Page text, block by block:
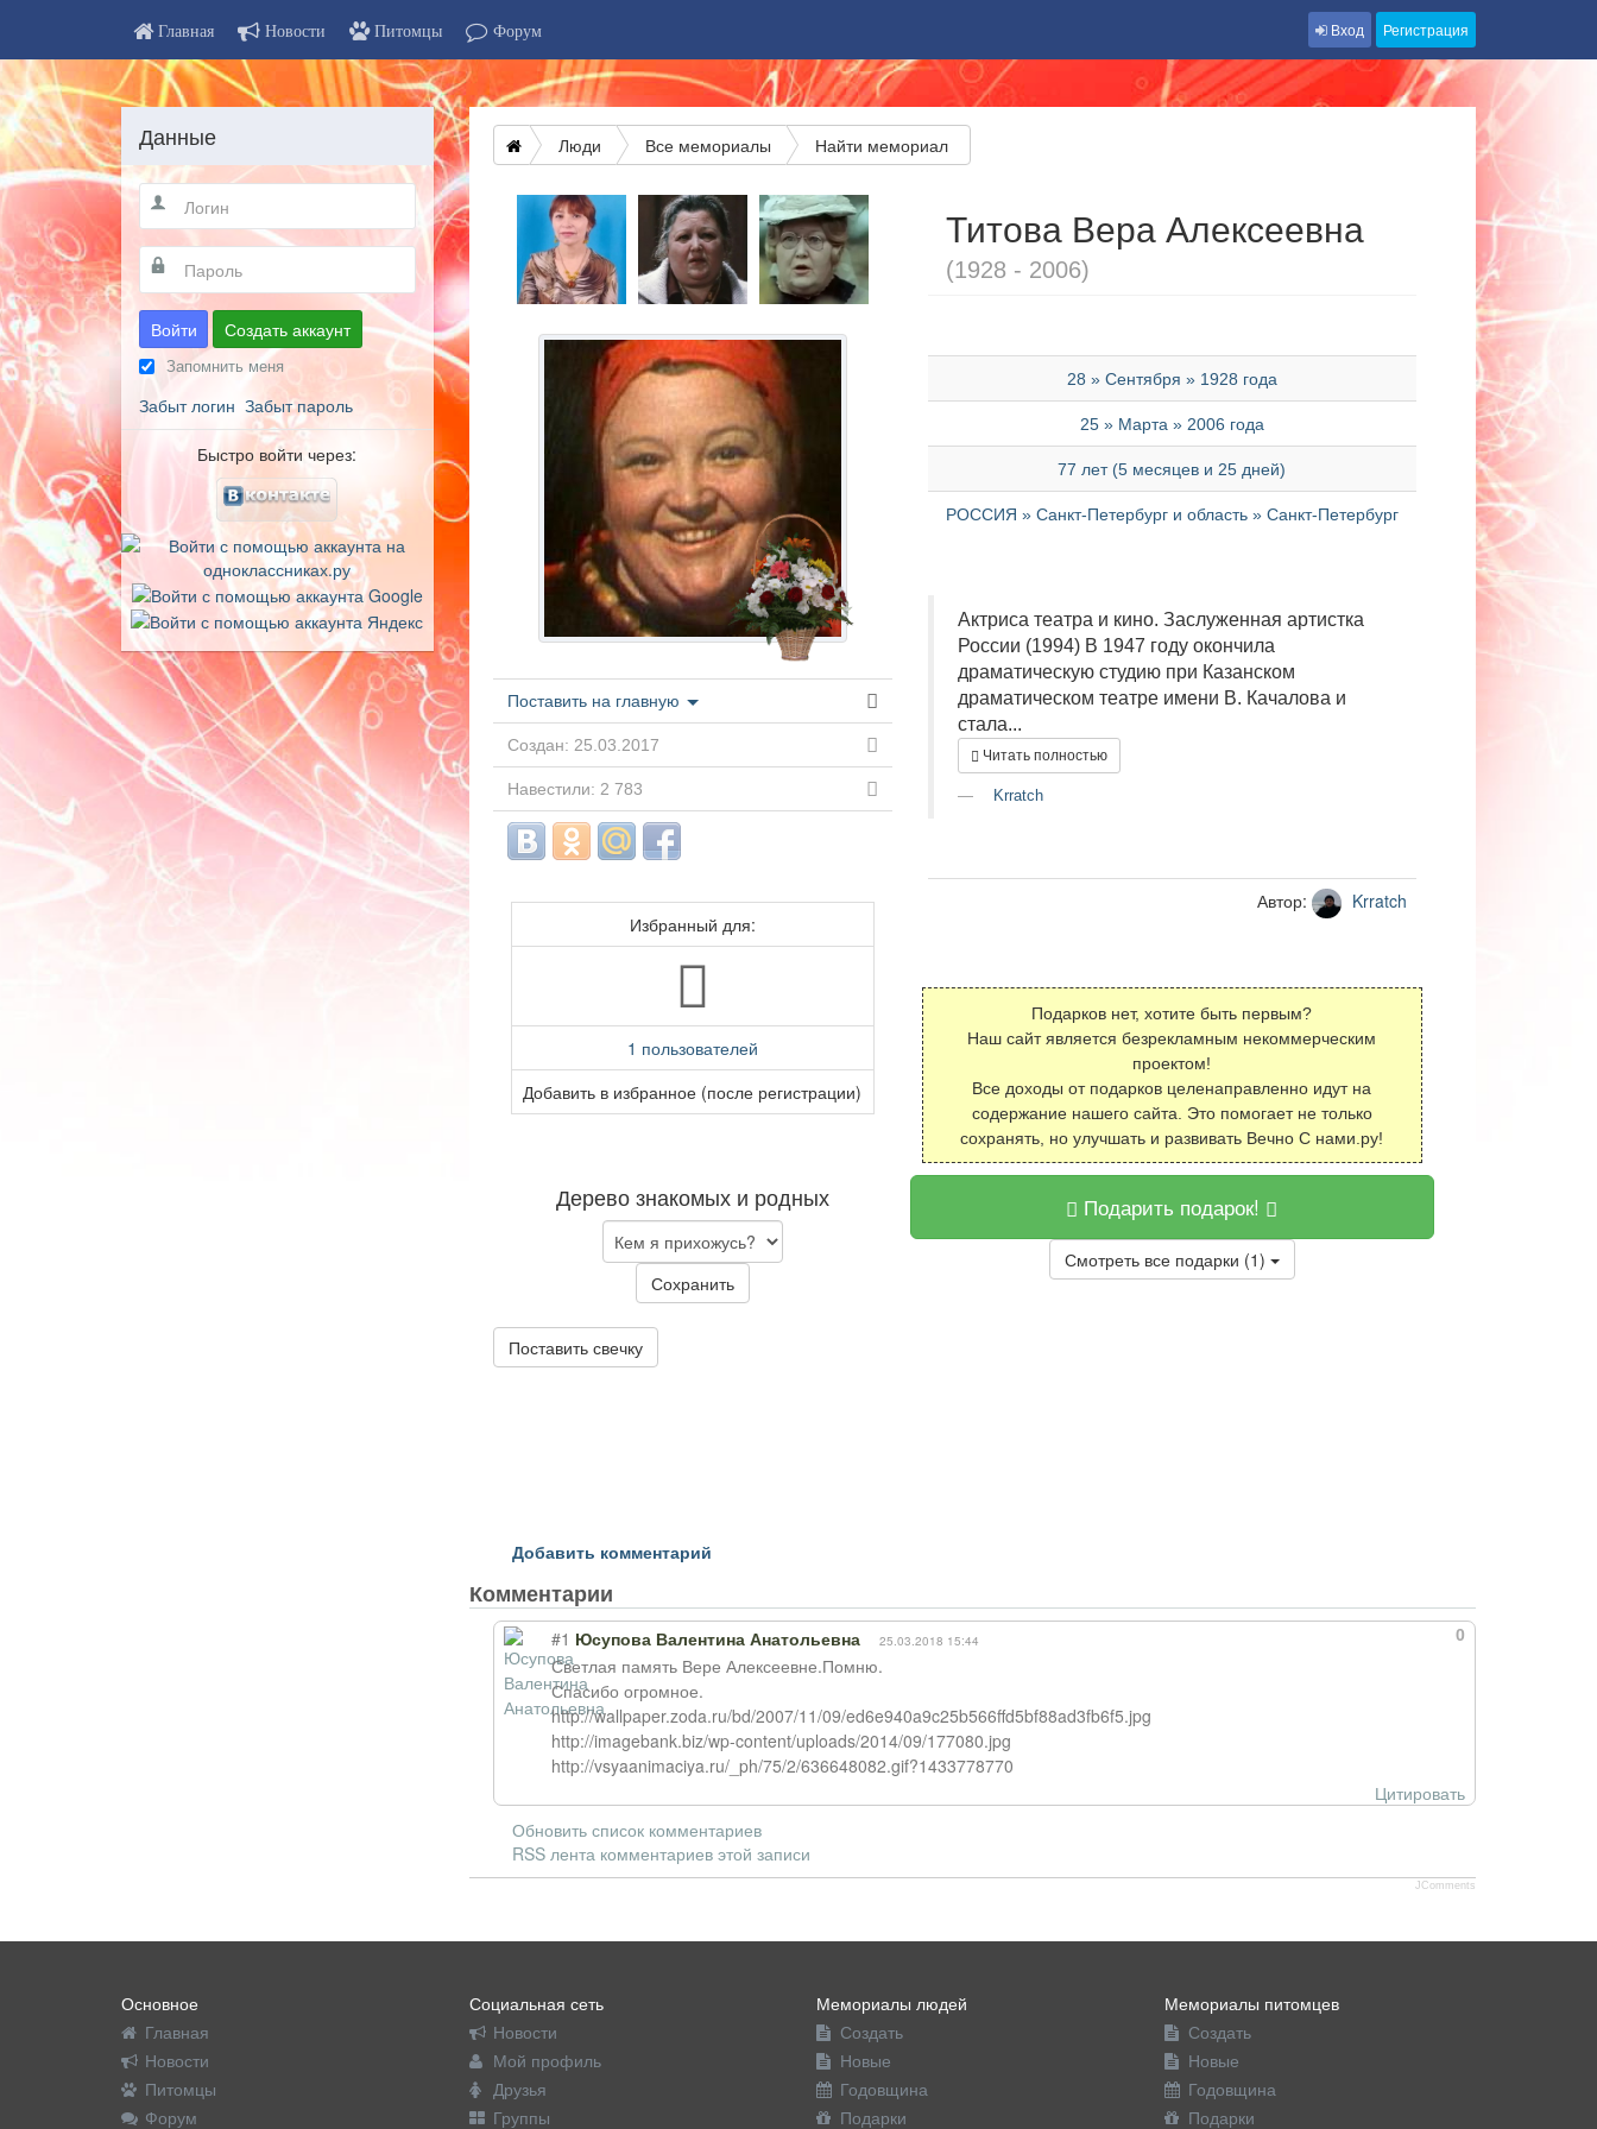
Главная Новости Питомцы Форум Вход Регистрация
Люди Все мемориалы Найти мемориал
Поставить на главную
Создан: 25.03.2017
Навестили: 2 783
Избранный для:
1 пользователей
Добавить в избранное (после регистрации)
Дерево знакомых и родных
Сохранить
Поставить свечку
Титова Вера Алексеевна
(1928 - 2006)
28 » Сентября » 1928 года
25 » Марта » 2006 года
77 лет (5 месяцев и 25 дней)
РОССИЯ » Санкт-Петербург и область » Санкт-Петербург
Актриса театра и кино. Заслуженная артистка
России (1994) В 1947 году окончила
драматическую студию при Казанском
драматическом театре имени В. Качалова и
стала...
Читать полностью
Krratch
Автор: Krratch
Подарков нет, хотите быть первым?
Наш сайт является безрекламным некоммерческим
проектом!
Все доходы от подарков целенаправленно идут на
содержание нашего сайта. Это помогает не только
сохранять, но улучшать и развивать Вечно С нами.ру!
Подарить подарок!
Смотреть все подарки (1)
Добавить комментарий
Комментарии
0
#1 Юсупова Валентина Анатольевна 25.03.2018 15:44
Светлая память Вере Алексеевне.Помню.
Спасибо огромное.
http://wallpaper.zoda.ru/bd/2007/11/09/ed6e940a9c25b566ffd5bf88ad3fb6f5.jpg
http://imagebank.biz/wp-content/uploads/2014/09/177080.jpg
http://vsyaanimaciya.ru/_ph/75/2/636648082.gif?1433778770
Цитировать
Обновить список комментариев
RSS лента комментариев этой записи
JComments
Данные
Войти Создать аккаунт
Запомнить меня
Забыт логин Забыт пароль
Быстро войти через:
Основное
Главная
Новости
Питомцы
Форум
Социальная сеть
Новости
Мой профиль
Друзья
Группы
Мемориалы людей
Создать
Новые
Годовщина
Подарки
Мемориалы питомцев
Создать
Новые
Годовщина
Подарки